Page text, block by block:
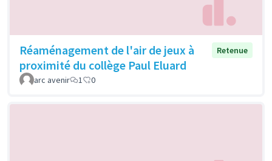
Réaménagement de l'air de jeux à
proximité du collège Paul Eluard
Retenue
arc avenir 1 0